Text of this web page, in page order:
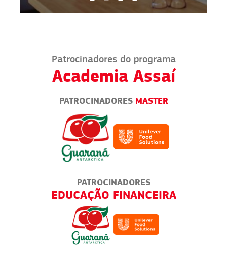
Patrocinadores do programa
Academia Assaí
PATROCINADORES MASTER
PATROCINADORES
EDUCAÇÃO FINANCEIRA